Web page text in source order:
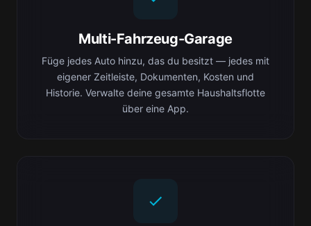
Multi-Fahrzeug-Garage
Füge jedes Auto hinzu, das du besitzt — jedes mit
eigener Zeitleiste, Dokumenten, Kosten und
Historie. Verwalte deine gesamte Haushaltsflotte
über eine App.